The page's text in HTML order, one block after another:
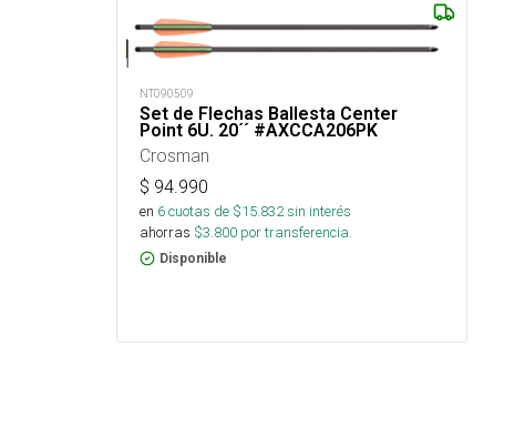
NT090509
Set de Flechas Ballesta Center
Point 6U. 20´´ #AXCCA206PK
Crosman
$ 94.990
en 6cuotas de $15.832sin interés
ahorras $3.800 por transferencia.
Disponible